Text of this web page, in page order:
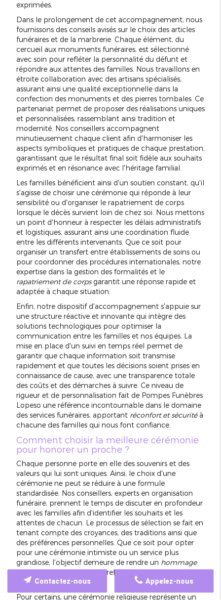
exprimées.
Dans le prolongement de cet accompagnement, nous
fournissons des conseils avisés sur le choix des articles
funéraires et de la marbrerie. Chaque élément, du
cercueil aux monuments funéraires, est sélectionné
avec soin pour refléter la personnalité du défunt et
répondre aux attentes des familles. Nous travaillons en
étroite collaboration avec des artisans spécialisés,
assurant ainsi une qualité exceptionnelle dans la
confection des monuments et des pierres tombales. Ce
partenariat permet de proposer des réalisations uniques
et personnalisées, rassemblant ainsi tradition et
modernité. Nos conseillers accompagnent
minutieusement chaque client afin d'harmoniser les
aspects symboliques et pratiques de chaque prestation,
garantissant que le résultat final soit fidèle aux souhaits
exprimés et en résonance avec l'héritage familial.
Les familles bénéficient ainsi d'un soutien constant, qu'il
s'agisse de choisir une cérémonie qui réponde à leur
sensibilité ou d'organiser le rapatriement de corps
lorsque le décès survient loin de chez soi. Nous mettons
un point d'honneur à respecter les délais administratifs
et logistiques, assurant ainsi une coordination fluide
entre les différents intervenants. Que ce soit pour
organiser un transfert entre établissements de soins ou
pour coordonner des procédures internationales, notre
expertise dans la gestion des formalités et le
rapatriement de corpsgarantit une réponse rapide et
adaptée à chaque situation.
Enfin, notre dispositif d'accompagnement s'appuie sur
une structure réactive et innovante qui intègre des
solutions technologiques pour optimiser la
communication entre les familles et nos équipes. La
mise en place d'un suivi en temps réel permet de
garantir que chaque information soit transmise
rapidement et que toutes les décisions soient prises en
connaissance de cause, avec une transparence totale
des coûts et des démarches à suivre. Ce niveau de
rigueur et de personnalisation fait de Pompes Funèbres
Lopeso une référence incontournable dans le domaine
des services funéraires, apportant réconfort et sécuritéà
chacune des familles qui nous font confiance.
Comment choisir la meilleure cérémonie
pour honorer un proche ?
Chaque personne porte en elle des souvenirs et des
valeurs qui lui sont uniques. Ainsi, le choix d'une
cérémonie ne peut se réduire à une formule
standardisée. Nos conseillers, experts en organisation
funéraire, prennent le temps de discuter en profondeur
avec les familles afin d'identifier les souhaits et les
attentes de chacun. Le processus de sélection se fait en
tenant compte des croyances, des traditions ainsi que
des préférences personnelles. Que ce soit pour opter
pour une cérémonie intimiste ou un service plus
grandiose, l'objectif demeure de rendre un hommage
sincère et personnaliséqui reflète la vie et l'identité du
défunt.
Pour certains, une cérémonie religieuse représente un
Appelez-nous
Contactez-nous